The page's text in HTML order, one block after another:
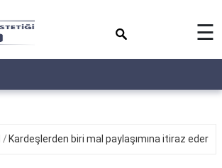
☰
Kardeşlerden biri mal paylaşımına itiraz ederse